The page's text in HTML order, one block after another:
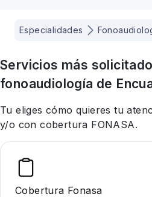
Especialidades
Servicios más
fonoaudiología de
Tu eliges cómo quieres tu
y/o con cobertura FONASA.
Cobertura Fonasa